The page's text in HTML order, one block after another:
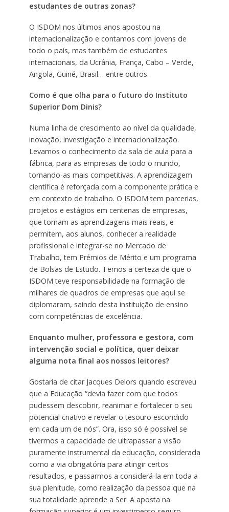
estudantes de outras zonas?
O ISDOM nos últimos anos apostou na
internacionalização e contamos com jovens de
todo o país, mas também de estudantes
internacionais, da Ucrânia, França, Cabo – Verde,
Angola, Guiné, Brasil… entre outros.
Como é que olha para o futuro do Instituto
Superior Dom Dinis?
Numa linha de crescimento ao nível da qualidade,
inovação, investigação e internacionalização.
Levamos o conhecimento da sala de aula para a
fábrica, para as empresas de todo o mundo,
tornando-as mais competitivas. A aprendizagem
científica é reforçada com a componente prática e
em contexto de trabalho. O ISDOM tem parcerias,
projetos e estágios em centenas de empresas,
que tornam as aprendizagens mais reais, e
permitem, aos alunos, conhecer a realidade
profissional e integrar-se no Mercado de
Trabalho, tem Prémios de Mérito e um programa
de Bolsas de Estudo. Temos a certeza de que o
ISDOM teve responsabilidade na formação de
milhares de quadros de empresas que aqui se
diplomaram, saindo desta instituição de ensino
com competências de excelência.
Enquanto mulher, professora e gestora, com
intervenção social e política, quer deixar
alguma nota final aos nossos leitores?
Gostaria de citar Jacques Delors quando escreveu
que a Educação “devia fazer com que todos
pudessem descobrir, reanimar e fortalecer o seu
potencial criativo e revelar o tesouro escondido
em cada um de nós”. Ora, isso só é possível se
tivermos a capacidade de ultrapassar a visão
puramente instrumental da educação, considerada
como a via obrigatória para atingir certos
resultados, e passarmos a considerá-la em toda a
sua plenitude, como realização da pessoa que na
sua totalidade aprende a Ser. A aposta na